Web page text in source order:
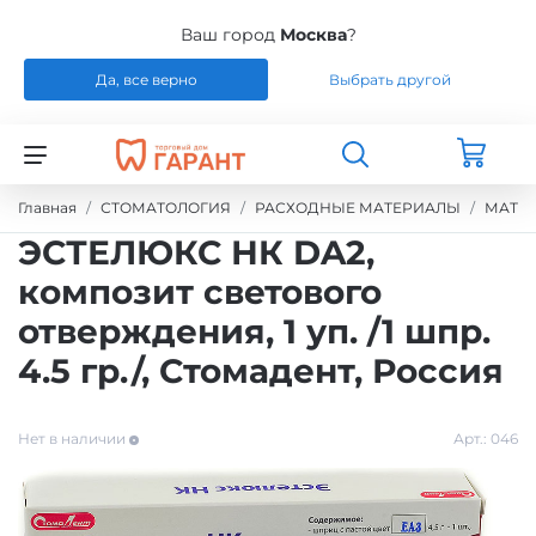
Ваш город Москва?
Да, все верно Выбрать другой
Назад
СТОМАТОЛОГИЯ
Назад
РАСХОДНЫЕ МАТЕРИАЛЫ
ЭНДОДОНТИЧЕСКОЕ ЛЕЧЕНИЕ
ШТИФТЫ СТЕКЛОВОЛОКНО / БЕЗЗОЛЬНЫЕ /
ТИТАН
УПАКОВКА ДЛЯ СТЕРИЛИЗАЦИИ
ПРОВОЛОКА, ГИЛЬЗЫ, ШИНЫ, КЛАММЕРА
ОБОРУДОВАНИЕ
Назад
ЗУБОТЕХНИЧЕСКАЯ ЛАБОРАТОРИЯ
Назад
РАСХОДНЫЕ МАТЕРИАЛЫ
СИЛИКОНЫ
МАТЕРИАЛЫ И ИНСТРУМЕНТЫ ДЛЯ
ПОЛИРОВАНИЯ
ПРИСПОСОБЛЕНИЯ ДЛЯ ИЗГОТОВЛЕНИЯ
Главная СТОМАТОЛОГИЯ РАСХОДНЫЕ МАТЕРИАЛЫ
ЭСТЕЛЮКС НК DA2,
композит светового
отверждения, 1 уп. /1 шпр.
4.5 гр./, Стомадент, Россия
Нет в наличии Арт.: 046